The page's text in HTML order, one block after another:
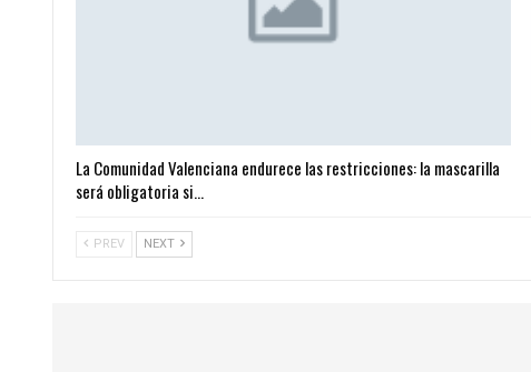
La Comunidad Valenciana endurece las restricciones: la mascarilla
será obligatoria si…
PREV NEXT